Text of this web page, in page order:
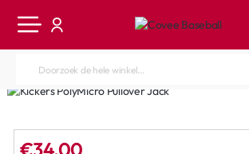
Doorzoek
de
winkel...